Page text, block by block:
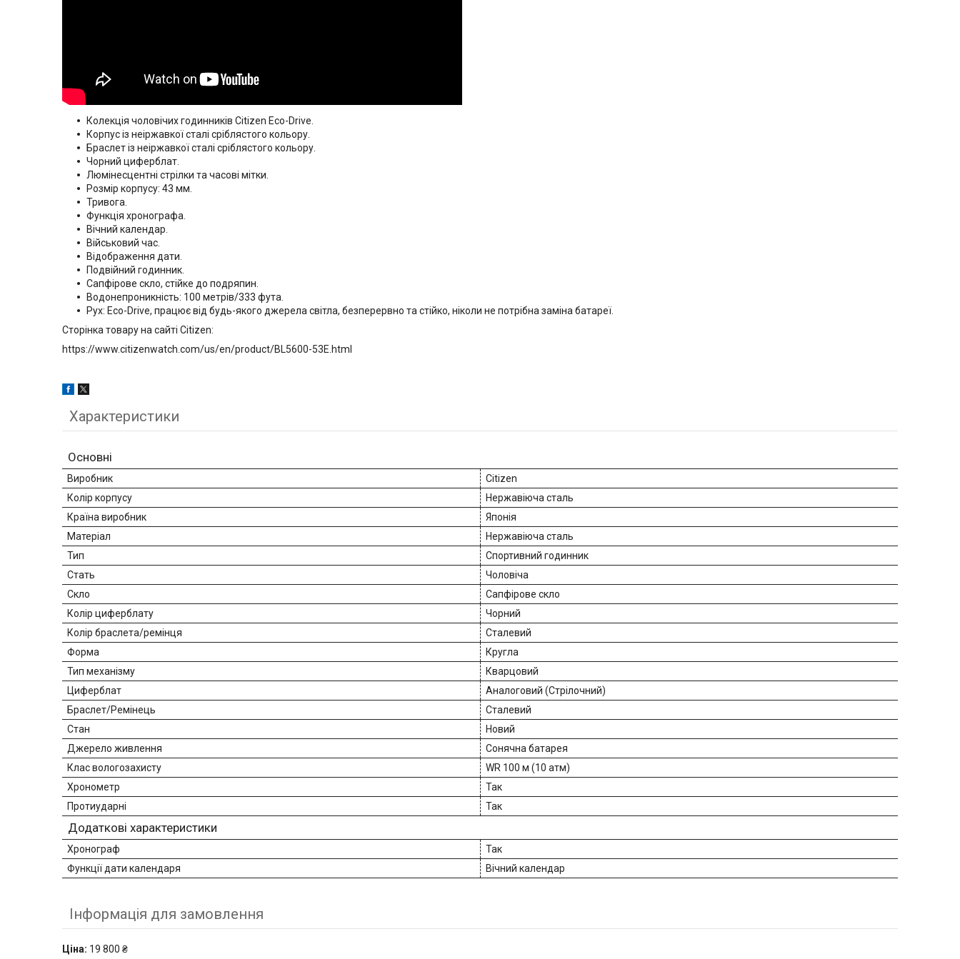
Колекція чоловічих годинників Citizen Eco-Drive.
Корпус із неіржавкої сталі сріблястого кольору.
Браслет із неіржавкої сталі сріблястого кольору.
Чорний циферблат.
Люмінесцентні стрілки та часові мітки.
Розмір корпусу: 43 мм.
Тривога.
Функція хронографа.
Вічний календар.
Військовий час.
Відображення дати.
Подвійний годинник.
Сапфірове скло, стійке до подряпин.
Водонепроникність: 100 метрів/333 фута.
Рух: Eco-Drive, працює від будь-якого джерела світла, безперервно та стійко, ніколи не потрібна заміна батареї.
Сторінка товару на сайті Citizen:
https://www.citizenwatch.com/us/en/product/BL5600-53E.html
Характеристики
Основні
Виробник
Citizen
Колір корпусу
Нержавіюча сталь
Країна виробник
Японія
Матеріал
Нержавіюча сталь
Тип
Спортивний годинник
Стать
Чоловіча
Скло
Сапфірове скло
Колір циферблату
Чорний
Колір браслета/ремінця
Сталевий
Форма
Кругла
Тип механізму
Кварцовий
Циферблат
Аналоговий (Стрілочний)
Браслет/Ремінець
Сталевий
Стан
Новий
Джерело живлення
Сонячна батарея
Клас вологозахисту
WR 100 м (10 атм)
Хронометр
Так
Протиударні
Так
Додаткові характеристики
Хронограф
Так
Функції дати календаря
Вічний календар
Інформація для замовлення
Ціна: 19 800 ₴